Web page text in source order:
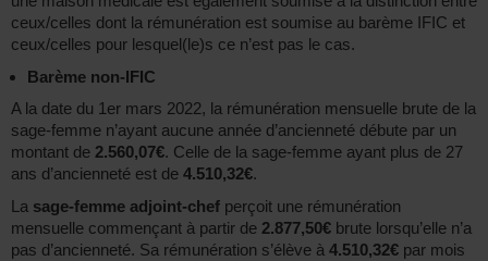
ceux/celles dont la rémunération est soumise au barème IFIC et
ceux/celles pour lesquel(le)s ce n’est pas le cas.
Barème non-IFIC
A la date du 1er mars 2022, la rémunération mensuelle brute de la
sage-femme n’ayant aucune année d’ancienneté débute par un
montant de 2.560,07€. Celle de la sage-femme ayant plus de 27
ans d’ancienneté est de 4.510,32€.
La sage-femme adjoint-chef perçoit une rémunération
mensuelle commençant à partir de 2.877,50€ brute lorsqu’elle n’a
pas d’ancienneté. Sa rémunération s’élève à 4.510,32€ par mois